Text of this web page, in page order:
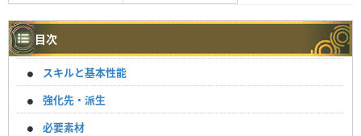
目次
スキルと基本性能
強化先・派生
必要素材